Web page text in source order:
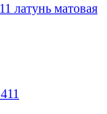
латунь матовая